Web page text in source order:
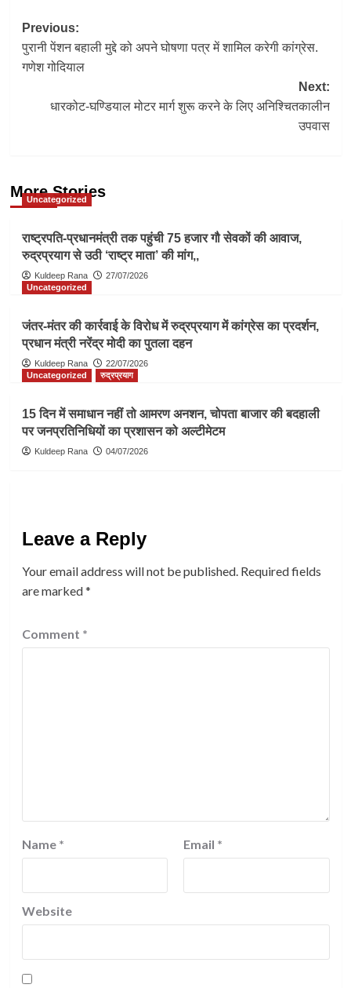
Post
navigation
Previous:
पुरानी पेंशन बहाली मुद्दे को अपने घोषणा पत्र में शामिल करेगी कांग्रेस.
गणेश गोदियाल
Next:
धारकोट-घण्डियाल मोटर मार्ग शुरू करने के लिए अनिश्चितकालीन
उपवास
More Stories
Uncategorized
राष्ट्रपति-प्रधानमंत्री तक पहुंची 75 हजार गौ सेवकों की आवाज,
रुद्रप्रयाग से उठी ‘राष्ट्र माता’ की मांग,,
Kuldeep Rana
27/07/2026
Uncategorized
जंतर-मंतर की कार्रवाई के विरोध में रुद्रप्रयाग में कांग्रेस का प्रदर्शन,
प्रधान मंत्री नरेंद्र मोदी का पुतला दहन
Kuldeep Rana
22/07/2026
Uncategorized
रुद्रप्रयाग
15 दिन में समाधान नहीं तो आमरण अनशन, चोपता बाजार की बदहाली
पर जनप्रतिनिधियों का प्रशासन को अल्टीमेटम
Kuldeep Rana 04/07/2026
Leave a Reply
Your email address will not be published. Required fields
are marked*
Comment *
Name * Email *
Website